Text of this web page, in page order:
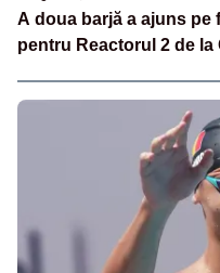
A doua barjă a ajuns pe
pentru Reactorul 2 de la